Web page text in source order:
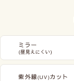
ミラー
(昼見えにくい)
紫外線(UV)カット